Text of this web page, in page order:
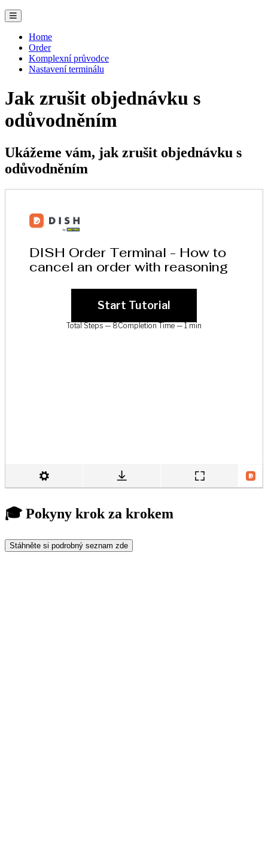
Home
Order
Komplexní průvodce
Nastavení terminálu
Jak zrušit objednávku s
odůvodněním
Ukážeme vám, jak zrušit objednávku s
odůvodněním
🎓 Pokyny krok za krokem
Stáhněte si podrobný seznam zde